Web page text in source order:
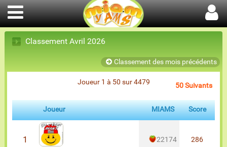
Classement Avril 2026
Classement des mois précédents
Joueur 1 à 50 sur 4479 50 Suivants
Joueur MIAMS Score
1 22174 286